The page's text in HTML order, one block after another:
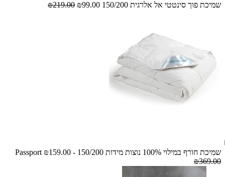
שמיכת פוך סינטטי אל אלרגית 150/200 ₪99.00
₪219.00
שמיכת חורף במילוי 100% נוצות מידות 150/200 - Passport
₪159.00
₪369.00